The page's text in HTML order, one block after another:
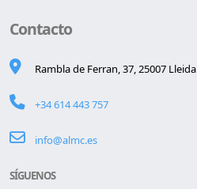
Contacto
Rambla de Ferran, 37, 25007 Lleida
+34 614 443 757
info@almc.es
SÍGUENOS